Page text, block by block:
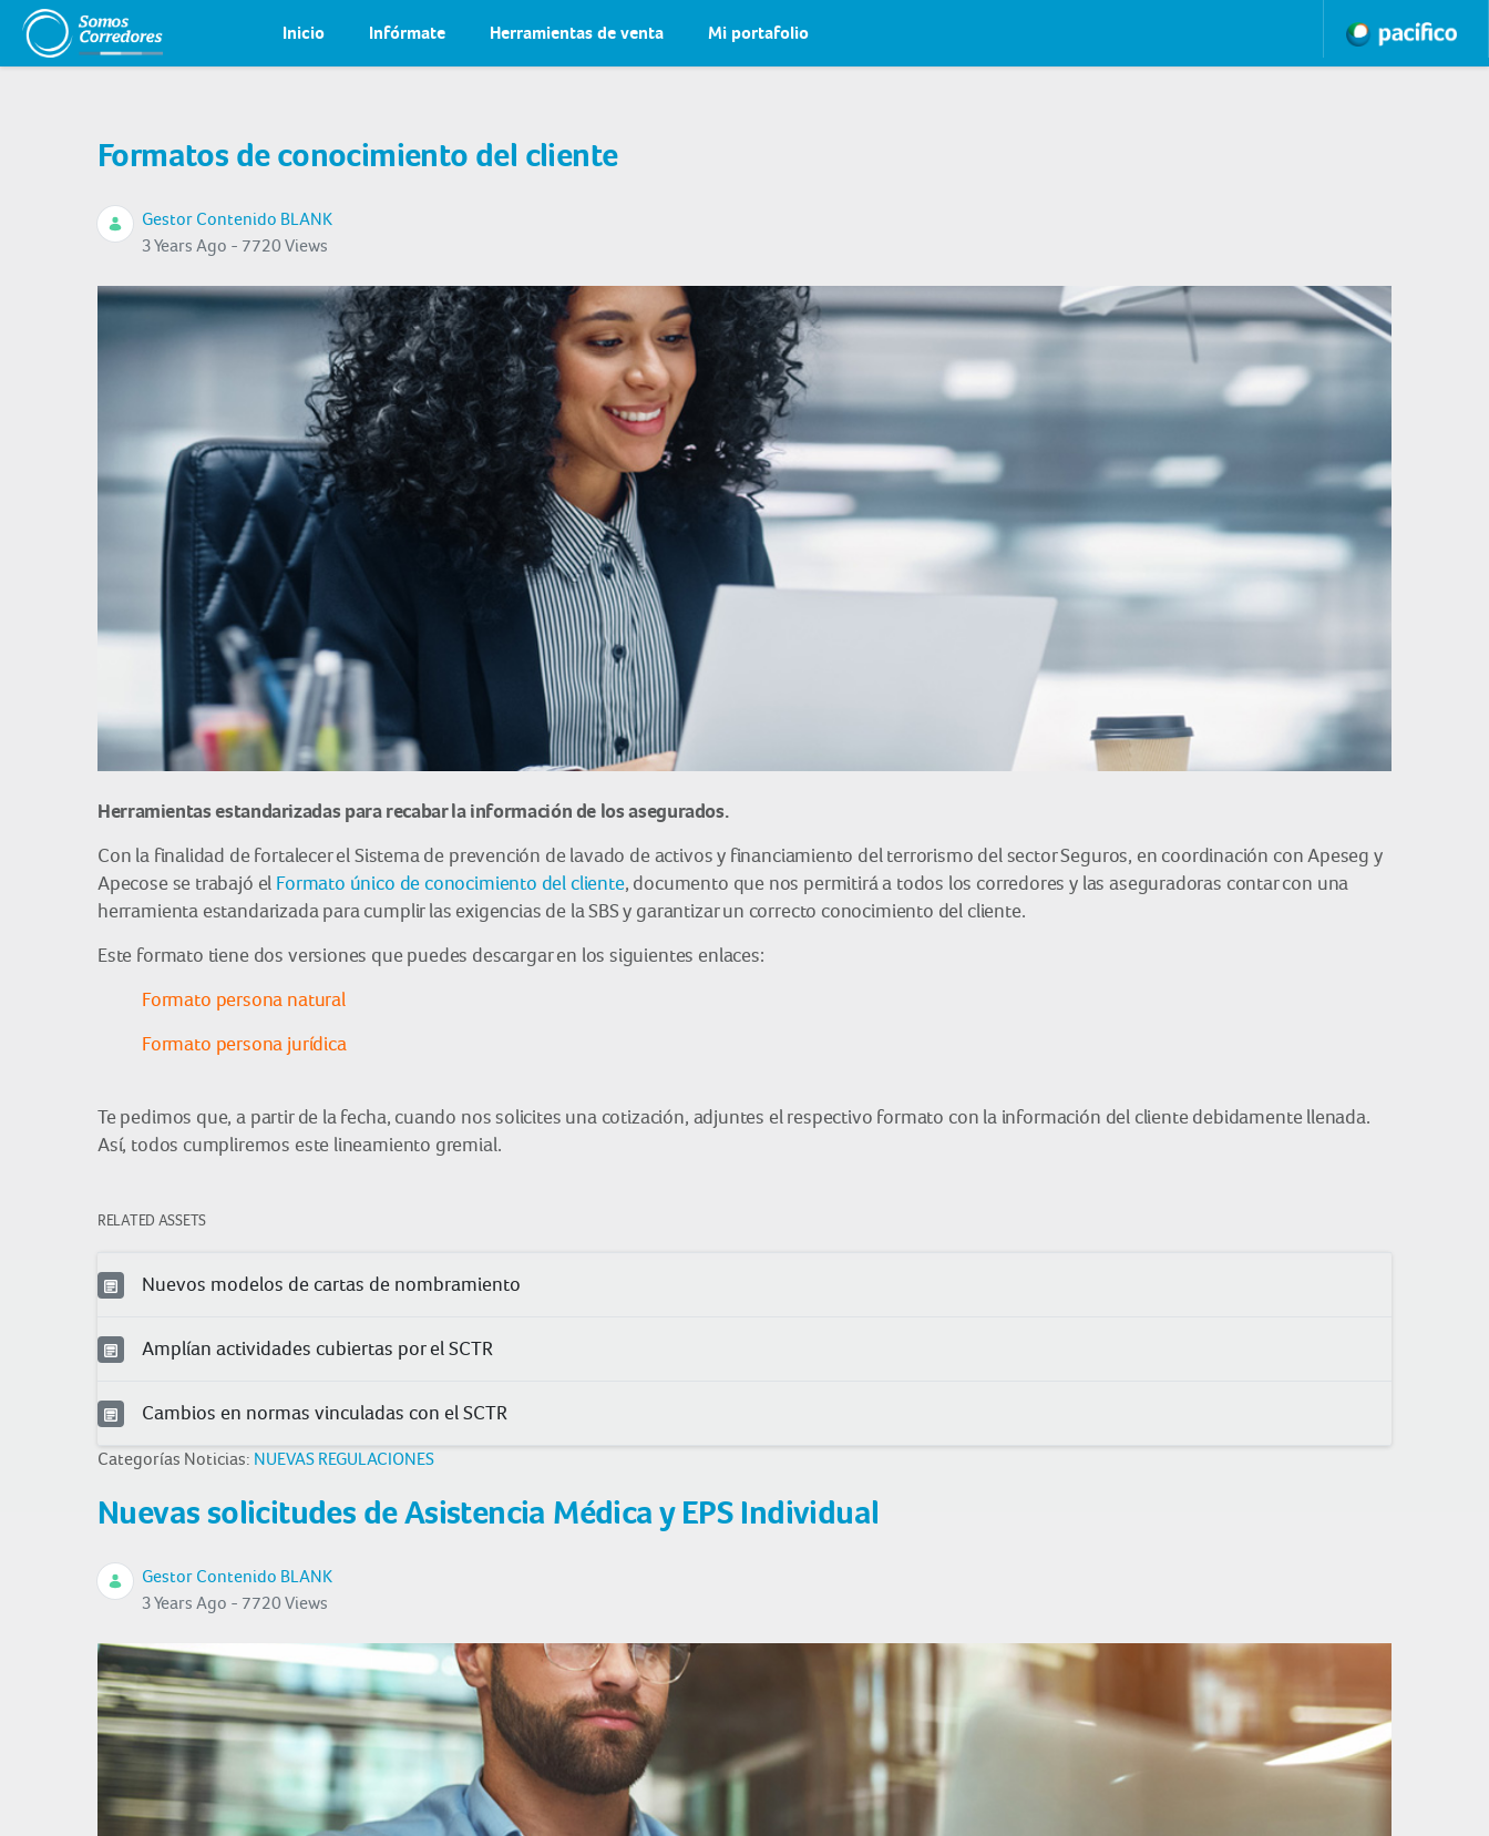
Inicio Infórmate Herramientas de venta Mi portafolio
Formatos de conocimiento del cliente
Gestor Contenido BLANK
3 Years Ago - 7720 Views
Herramientas estandarizadas para recabar la información de los asegurados.
Con la finalidad de fortalecer el Sistema de prevención de lavado de activos y financiamiento del terrorismo del sector Seguros, en coordinación con Apeseg y
Apecose se trabajó el Formato único de conocimiento del cliente, documento que nos permitirá a todos los corredores y las aseguradoras contar con una
herramienta estandarizada para cumplir las exigencias de la SBS y garantizar un correcto conocimiento del cliente.
Este formato tiene dos versiones que puedes descargar en los siguientes enlaces:
Formato persona natural
Formato persona jurídica
Te pedimos que, a partir de la fecha, cuando nos solicites una cotización, adjuntes el respectivo formato con la información del cliente debidamente llenada.
Así, todos cumpliremos este lineamiento gremial.
RELATED ASSETS
Nuevos modelos de cartas de nombramiento
Amplían actividades cubiertas por el SCTR
Cambios en normas vinculadas con el SCTR
Categorías Noticias: NUEVAS REGULACIONES
Nuevas solicitudes de Asistencia Médica y EPS Individual
Gestor Contenido BLANK
3 Years Ago - 7720 Views